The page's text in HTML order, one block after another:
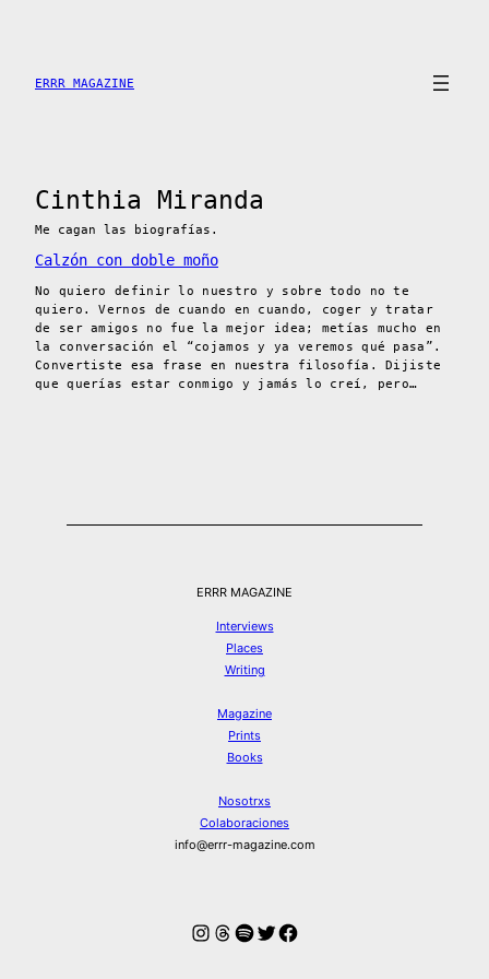
contenido
ERRR MAGAZINE
Cinthia Miranda
Me cagan las biografías.
Calzón con doble moño
No quiero definir lo nuestro y sobre todo no te
quiero. Vernos de cuando en cuando, coger y tratar
de ser amigos no fue la mejor idea; metías mucho en
la conversación el “cojamos y ya veremos qué pasa”.
Convertiste esa frase en nuestra filosofía. Dijiste
que querías estar conmigo y jamás lo creí, pero…
ERRR MAGAZINE
Interviews
Places
Writing
Magazine
Prints
Books
Nosotrxs
Colaboraciones
info@errr-magazine.com
Instagram
Hilos
Spotify
Twitter
Facebook